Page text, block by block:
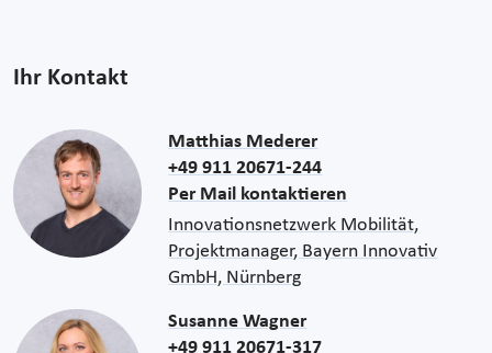
Ihr Kontakt
Matthias Mederer
+49 911 20671-244
Per Mail kontaktieren
Innovationsnetzwerk Mobilität,
Projektmanager, Bayern Innovativ
GmbH, Nürnberg
Susanne Wagner
+49 911 20671-317